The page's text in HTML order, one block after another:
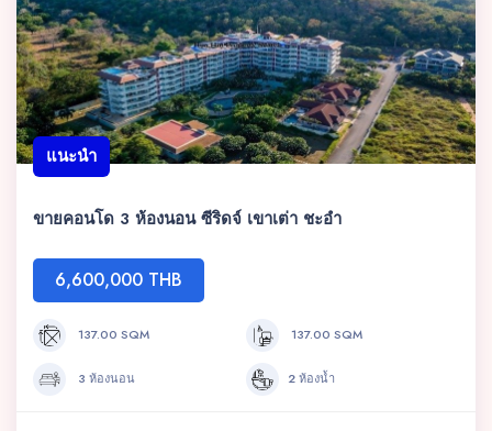
แนะนำ
ขายคอนโด 3 ห้องนอน ซีริดจ์ เขาเต่า ชะอำ
6,600,000 THB
137.00 SQM 137.00 SQM
3 ห้องนอน 2 ห้องน้ำ